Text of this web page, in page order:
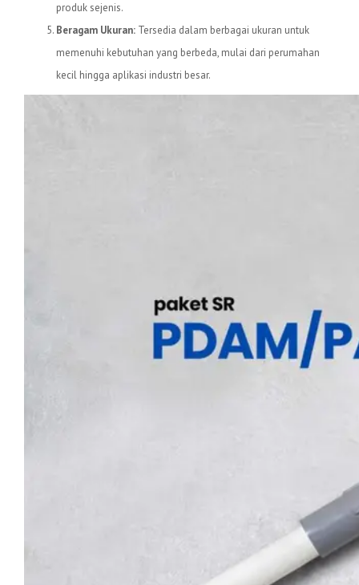
produk sejenis.
Beragam Ukuran: Tersedia dalam berbagai ukuran untuk
memenuhi kebutuhan yang berbeda, mulai dari perumahan
kecil hingga aplikasi industri besar.